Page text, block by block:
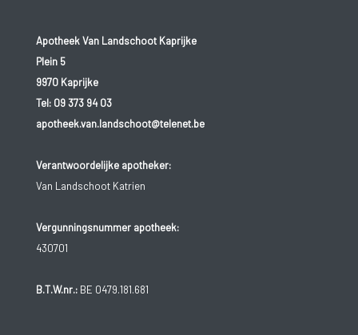
Apotheek Van Landschoot Kaprijke
Plein 5
9970 Kaprijke
Tel: 09 373 94 03
apotheek.van.landschoot@telenet.be
Verantwoordelijke apotheker:
Van Landschoot Katrien
Vergunningsnummer apotheek:
430701
B.T.W.nr.:BE 0479.181.681